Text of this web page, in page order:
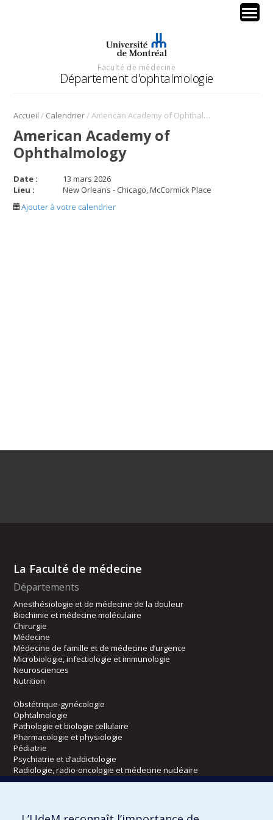
Faculté de médecine
Département d'ophtalmologie
Accueil / Calendrier/ American Academy of Ophthalmology
American Academy of
Ophthalmology
Date :
13 mars 2026
Lieu :
New Orleans - Chicago, McCormick Place
Ajouter à votre calendrier
La Faculté de médecine
Départements
Anesthésiologie et de médecine de la douleur
Biochimie et médecine moléculaire
Chirurgie
Médecine
Médecine de famille et de médecine d’urgence
Microbiologie, infectiologie et immunologie
Neurosciences
Nutrition
Obstétrique-gynécologie
Ophtalmologie
Pathologie et biologie cellulaire
Pharmacologie et physiologie
Pédiatrie
Psychiatrie et d’addictologie
Radiologie, radio-oncologie et médecine nucléaire